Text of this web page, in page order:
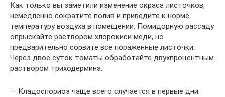
Как только вы заметили изменение окраса листочков,
немедленно сократите полив и приведите к норме
температуру воздуха в помещении. Помидорную рассаду
опрыскайте раствором хлорокиси меди, но
предварительно сорвите все пораженные листочки.
Через двое суток томаты обработайте двухпроцентным
раствором триходермина.
— Кладоспориоз чаще всего случается в первые дни